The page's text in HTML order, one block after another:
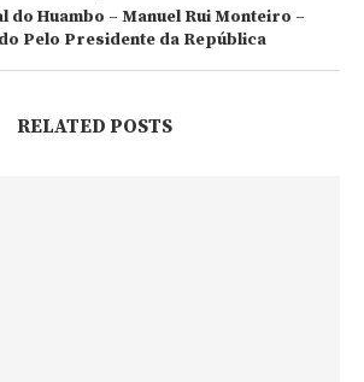
do Huambo – Manuel Rui Monteiro –
Pelo Presidente da República
RELATED POSTS